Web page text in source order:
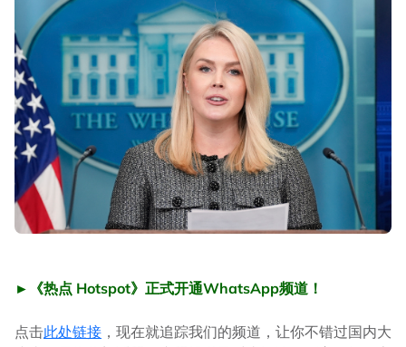
►《热点 Hotspot》正式开通WhatsApp频道！
点击此处链接 ，现在就追踪我们的频道，让你不错过国内大